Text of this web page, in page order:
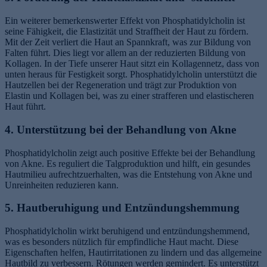
Ein weiterer bemerkenswerter Effekt von Phosphatidylcholin ist
seine Fähigkeit, die Elastizität und Straffheit der Haut zu fördern.
Mit der Zeit verliert die Haut an Spannkraft, was zur Bildung von
Falten führt. Dies liegt vor allem an der reduzierten Bildung von
Kollagen. In der Tiefe unserer Haut sitzt ein Kollagennetz, dass von
unten heraus für Festigkeit sorgt. Phosphatidylcholin unterstützt die
Hautzellen bei der Regeneration und trägt zur Produktion von
Elastin und Kollagen bei, was zu einer strafferen und elastischeren
Haut führt.
4. Unterstützung bei der Behandlung von Akne
Phosphatidylcholin zeigt auch positive Effekte bei der Behandlung
von Akne. Es reguliert die Talgproduktion und hilft, ein gesundes
Hautmilieu aufrechtzuerhalten, was die Entstehung von Akne und
Unreinheiten reduzieren kann.
5. Hautberuhigung und Entzündungshemmung
Phosphatidylcholin wirkt beruhigend und entzündungshemmend,
was es besonders nützlich für empfindliche Haut macht. Diese
Eigenschaften helfen, Hautirritationen zu lindern und das allgemeine
Hautbild zu verbessern. Rötungen werden gemindert. Es unterstützt